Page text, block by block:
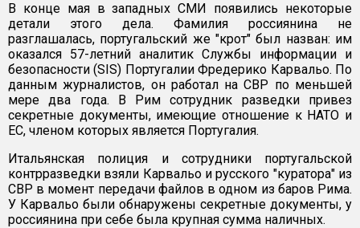
В конце мая в западных СМИ появились некоторые
детали этого дела. Фамилия россиянина не
разглашалась, португальский же "крот" был назван: им
оказался 57-летний аналитик Службы информации и
безопасности (SIS) Португалии Фредерико Карвальо. По
данным журналистов, он работал на СВР по меньшей
мере два года. В Рим сотрудник разведки привез
секретные документы, имеющие отношение к НАТО и
ЕС, членом которых является Португалия.
Итальянская полиция и сотрудники португальской
контрразведки взяли Карвальо и русского "куратора" из
СВР в момент передачи файлов в одном из баров Рима.
У Карвальо были обнаружены секретные документы, у
россиянина при себе была крупная сумма наличных.